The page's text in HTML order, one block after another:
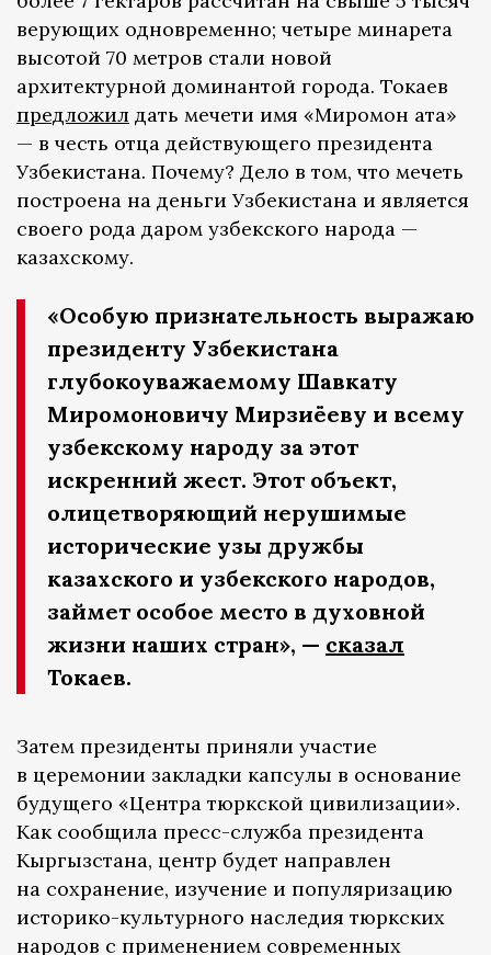
верующих одновременно; четыре минарета
высотой 70 метров стали новой
архитектурной доминантой города. Токаев
предложил дать мечети имя «Миромон ата»
— в честь отца действующего президента
Узбекистана. Почему? Дело в том, что мечеть
построена на деньги Узбекистана и является
своего рода даром узбекского народа —
казахскому.
«Особую признательность выражаю
президенту Узбекистана
глубокоуважаемому Шавкату
Миромоновичу Мирзиёеву и всему
узбекскому народу за этот
искренний жест. Этот объект,
олицетворяющий нерушимые
исторические узы дружбы
казахского и узбекского народов,
займет особое место в духовной
жизни наших стран», — сказал
Токаев.
Затем президенты приняли участие
в церемонии закладки капсулы в основание
будущего «Центра тюркской цивилизации».
Как сообщила пресс-служба президента
Кыргызстана, центр будет направлен
на сохранение, изучение и популяризацию
историко-культурного наследия тюркских
народов с применением современных